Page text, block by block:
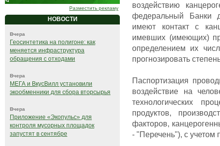
Разместить рекламу
НОВОСТИ
Вчера
Геосинтетика на полигоне: как
меняется инфраструктура
обращения с отходами
Вчера
МЕГА и ВкусВилл установили
экообменники для сбора вторсырья
Вчера
Приложение «Экопульс» для
контроля мусорных площадок
запустят в сентябре
воздействию
федеральный Банки
имеют контакт с
имевших (имеющих)
определением их
прогнозировать
Паспортизация
воздействие на
технологических
продуктов,
факторов,
- "Перечень"), с